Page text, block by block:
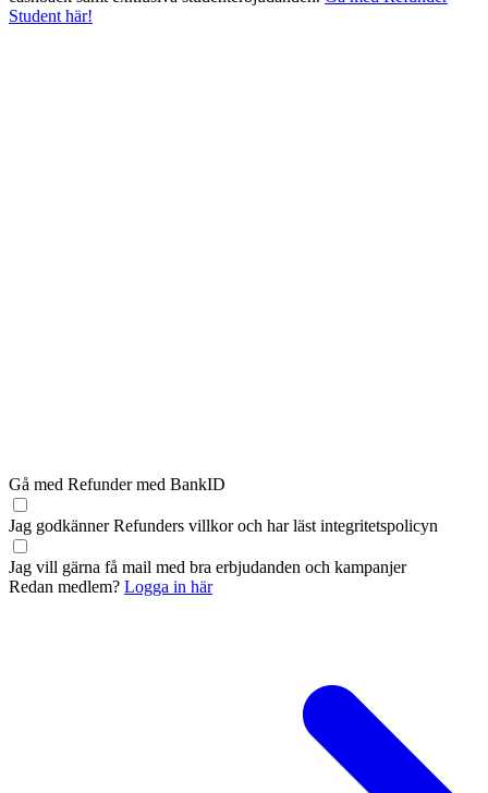
Student här!
Gå med Refunder med BankID
Jag godkänner Refunders villkoroch har läst integritetspolicyn
Jag vill gärna få mail med bra erbjudanden och kampanjer
Redan medlem? Logga in här